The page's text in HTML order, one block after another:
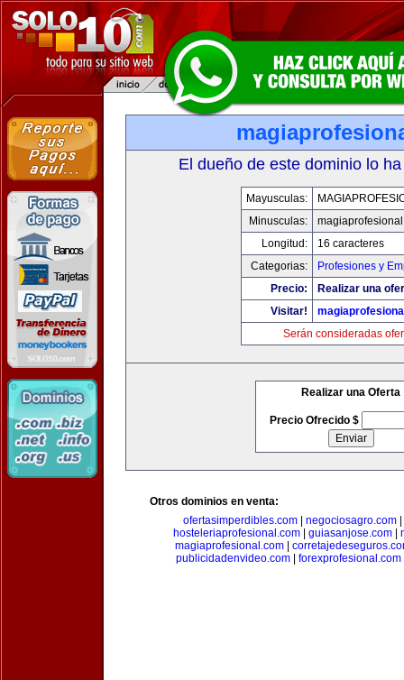
El dueño de este dominio lo
Mayusculas:
Minusculas:
Longitud:
16 caracteres
Categorias:
Profesiones y
Precio:
Realizar una
Visitar!
Serán consideradas
Realizar una Oferta
Precio Ofrecido $
Otros dominios en venta:
ofertasimperdibles.com
negociosagro.com
hosteleriaprofesional.com| guiasanjose.com|
magiaprofesional.com
publicidadenvideo.com| forexprofesional.com